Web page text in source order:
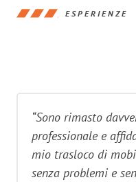
ESPERIENZE
“Sono rimasto
professionale e
mio trasloco di
senza problemi e